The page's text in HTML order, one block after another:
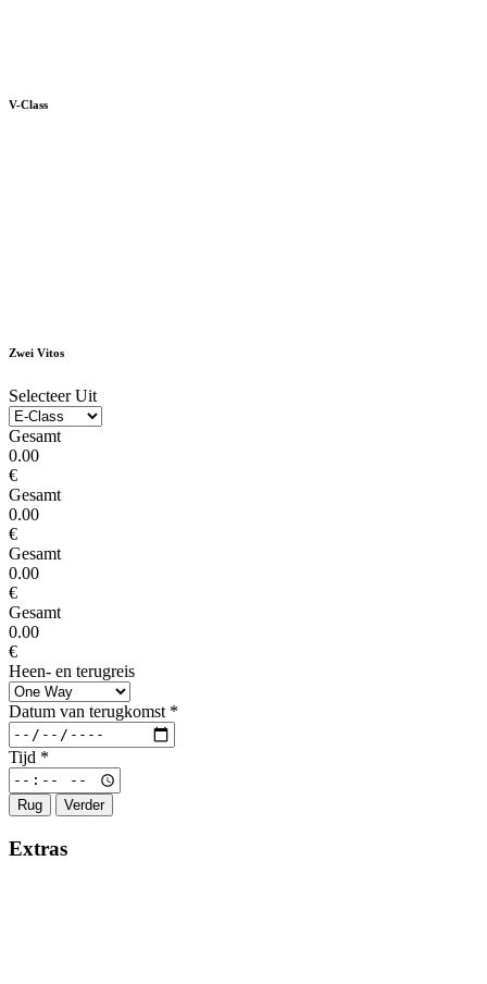
V-Class
Zwei Vitos
Selecteer Uit
Gesamt
0.00
€
Gesamt
0.00
€
Gesamt
0.00
€
Gesamt
0.00
€
Heen- en terugreis
Datum van terugkomst *
Tijd *
Rug Verder
Extras